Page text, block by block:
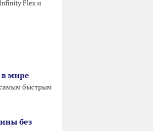
Flex и
мире
самым быстрым
без